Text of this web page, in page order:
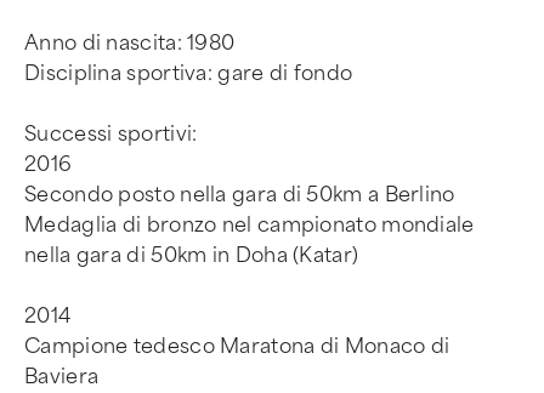
Anno di nascita: 1980
Disciplina sportiva: gare di fondo
Successi sportivi:
2016
Secondo posto nella gara di 50km a Berlino
Medaglia di bronzo nel campionato mondiale
nella gara di 50km in Doha (Katar)
2014
Campione tedesco Maratona di Monaco di
Baviera